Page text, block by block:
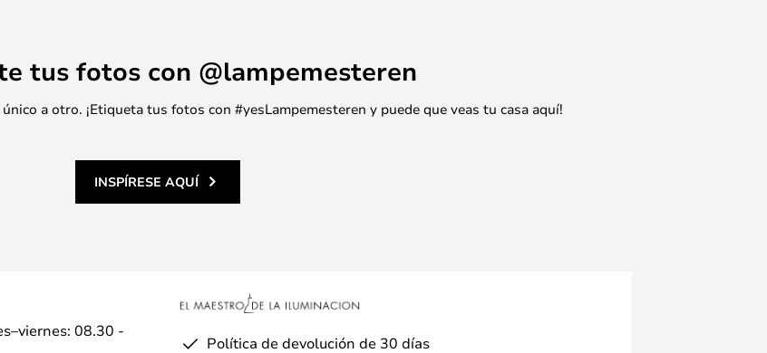
tus fotos con @lampemesteren
a otro. ¡Etiqueta tus fotos con #yesLampemesteren y puede que veas tu casa aquí!
INSPÍRESE AQUÍ
08.30 -
Política de devolución de 30 días